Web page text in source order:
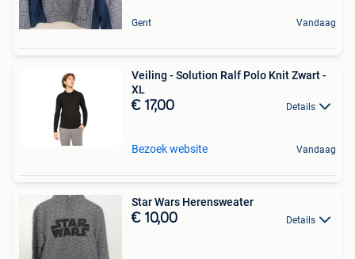
Gent Vandaag
Veiling - Solution Ralf Polo Knit Zwart -
XL
€ 17,00 Details
Bezoek website Vandaag
Star Wars Herensweater
€ 10,00 Details